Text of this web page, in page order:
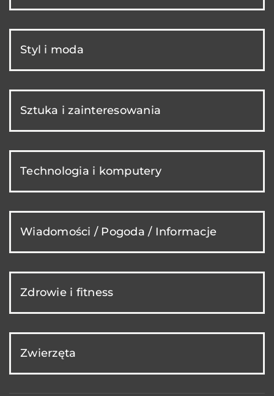
Styl i moda
Sztuka i zainteresowania
Technologia i komputery
Wiadomości / Pogoda / Informacje
Zdrowie i fitness
Zwierzęta